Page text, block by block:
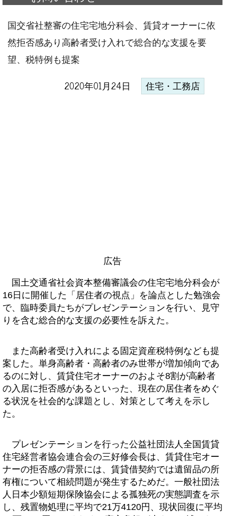
国交省社整審の住宅宅地分科会、賃貸オーナーに依
然拒否感あり高齢者受け入れで総合的な支援を要
望、税特例も提案
2020年01月24日 住宅・工務店
広告
国土交通省社会資本整備審議会の住宅宅地分科会が
16日に開催した「居住者の視点」を論点とした勉強会
で、臨時委員たちがプレゼンテーションを行い、見守
りを含む総合的な支援の必要性を訴えた。
また高齢者受け入れによる固定資産税特例なども提
案した。単身高齢者・高齢者のみ世帯が増加傾向であ
るのに対し、賃貸住宅オーナーのおよそ8割が高齢者
の入居に拒否感があるといった、現在の居住者をめぐ
る状況を社会的な課題とし、対策として考えを示し
た。
プレゼンテーションを行った公益社団法人全国賃貸
住宅経営者協会連合会の三好修会長は、賃貸住宅オー
ナーの拒否感の背景には、賃貸借契約では遺留品の所
有権について相続問題が発生するためだ。一般社団法
人日本少額短期保険協会による孤独死の実態調査を示
し、残置物処理に平均で21万4120円、現状回復に平均